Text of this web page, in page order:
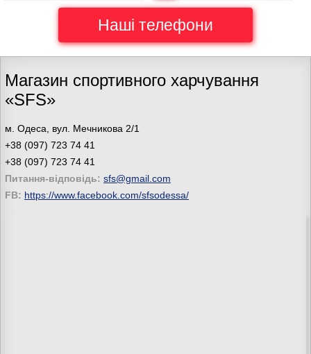
Наші телефони
Магазин спортивного харчування
«SFS»
м. Одеса, вул. Мечникова 2/1
+38 (097) 723 74 41
+38 (097) 723 74 41
Питання-відповідь: sfs@gmail.com
FB: https://www.facebook.com/sfsodessa/